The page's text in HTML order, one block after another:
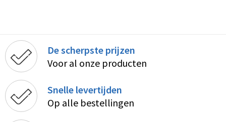
De scherpste prijzen
Voor al onze producten
Snelle levertijden
Op alle bestellingen